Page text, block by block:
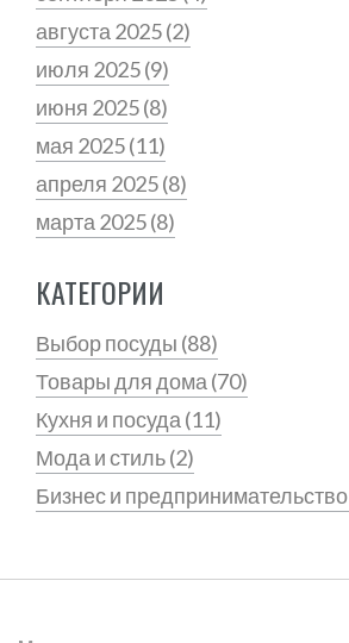
августа 2025(2)
июля 2025(9)
июня 2025(8)
мая 2025(11)
апреля 2025(8)
марта 2025(8)
КАТЕГОРИИ
Выбор посуды (88)
Товары для дома (70)
Кухня и посуда (11)
Мода и стиль(2)
Бизнес и предпринимательство